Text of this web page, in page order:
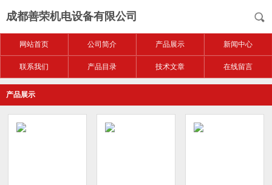
成都善荣机电设备有限公司
网站首页 公司简介 产品展示 新闻中心
联系我们 产品目录 技术文章 在线留言
产品展示